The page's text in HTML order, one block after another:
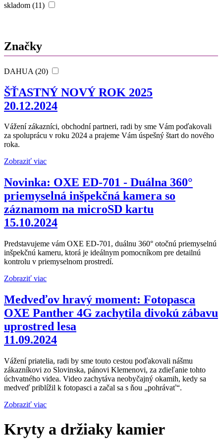
skladom (11)
Značky
DAHUA (20)
ŠŤASTNÝ NOVÝ ROK 2025
20.12.2024
Vážení zákazníci, obchodní partneri, radi by sme Vám poďakovali
za spoluprácu v roku 2024 a prajeme Vám úspešný štart do nového
roka.
Zobraziť viac
Novinka: OXE ED-701 - Duálna 360°
priemyselná inšpekčná kamera so
záznamom na microSD kartu
15.10.2024
Predstavujeme vám OXE ED-701, duálnu 360° otočnú priemyselnú
inšpekčnú kameru, ktorá je ideálnym pomocníkom pre detailnú
kontrolu v priemyselnom prostredí.
Zobraziť viac
Medveďov hravý moment: Fotopasca
OXE Panther 4G zachytila ​​divokú zábavu
uprostred lesa
11.09.2024
Vážení priatelia, radi by sme touto cestou poďakovali nášmu
zákazníkovi zo Slovinska, pánovi Klemenovi, za zdieľanie tohto
úchvatného videa. Video zachytáva neobyčajný okamih, kedy sa
medveď priblížil k fotopasci a začal sa s ňou „pohrávať“.
Zobraziť viac
Kryty a držiaky kamier